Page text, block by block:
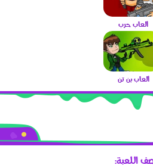
العاب حرب
العاب بن تن
اللعبة: